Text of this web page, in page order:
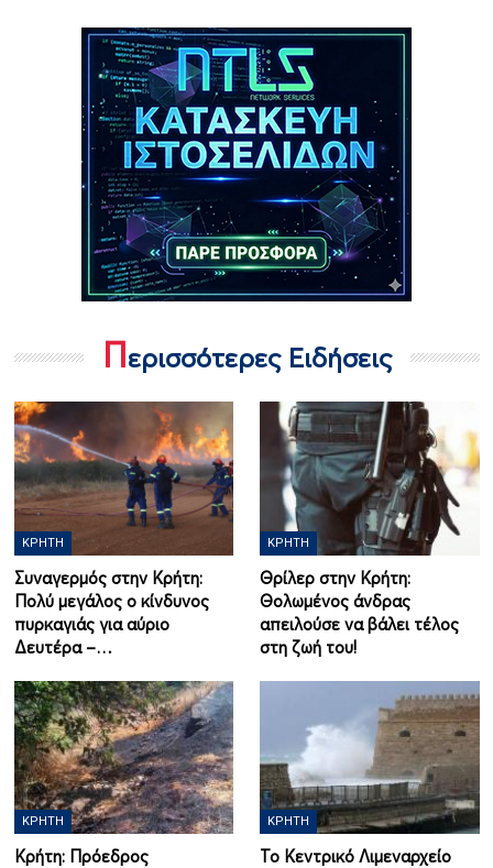
Περισσότερες Ειδήσεις
ΚΡΉΤΗ
Συναγερμός στην Κρήτη:
Πολύ μεγάλος ο κίνδυνος
πυρκαγιάς για αύριο
Δευτέρα –…
ΚΡΉΤΗ
Θρίλερ στην Κρήτη:
Θολωμένος άνδρας
απειλούσε να βάλει τέλος
στη ζωή του!
ΚΡΉΤΗ
Κρήτη: Πρόεδρος
ΚΡΉΤΗ
Το Κεντρικό Λιμεναρχείο